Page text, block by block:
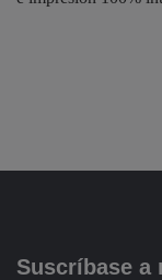
Suscríbase a